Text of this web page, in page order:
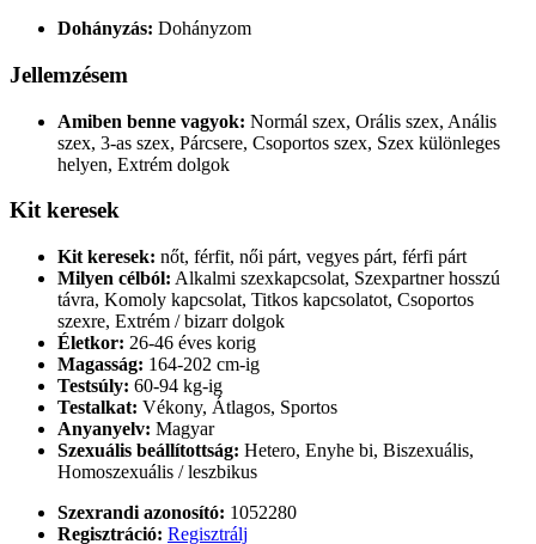
Dohányzás: Dohányzom
Jellemzésem
Amiben benne vagyok: Normál szex, Orális szex, Anális
szex, 3-as szex, Párcsere, Csoportos szex, Szex különleges
helyen, Extrém dolgok
Kit keresek
Kit keresek: nőt, férfit, női párt, vegyes párt, férfi párt
Milyen célból: Alkalmi szexkapcsolat, Szexpartner hosszú
távra, Komoly kapcsolat, Titkos kapcsolatot, Csoportos
szexre, Extrém / bizarr dolgok
Életkor: 26-46 éves korig
Magasság: 164-202 cm-ig
Testsúly: 60-94 kg-ig
Testalkat: Vékony, Átlagos, Sportos
Anyanyelv: Magyar
Szexuális beállítottság: Hetero, Enyhe bi, Biszexuális,
Homoszexuális / leszbikus
Szexrandi azonosító: 1052280
Regisztráció: Regisztrálj